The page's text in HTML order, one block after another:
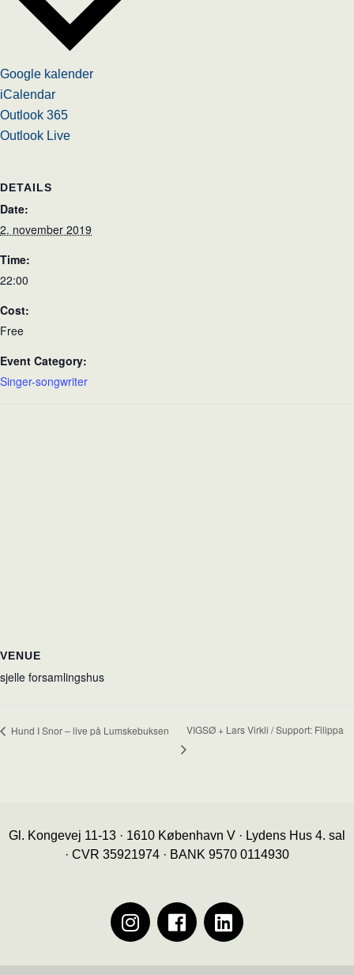
Google kalender
iCalendar
Outlook 365
Outlook Live
DETAILS
Date:
2. november 2019
Time:
22:00
Cost:
Free
Event Category:
Singer-songwriter
VENUE
sjelle forsamlingshus
Hund I Snor – live på Lumskebuksen VIGSØ + Lars Virkli / Support: Filippa
Gl. Kongevej 11-13 · 1610 København V · Lydens Hus 4. sal
· CVR 35921974 · BANK 9570 0114930